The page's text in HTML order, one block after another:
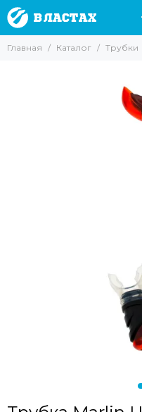
Трубки
Для подводной охоты
Главная Каталог Трубки